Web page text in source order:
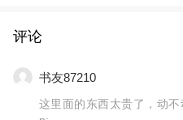
评论
书友87210
这里面的东西太贵了，动